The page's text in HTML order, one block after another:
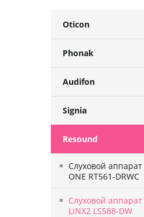
Oticon
Phonak
Audifon
Signia
Resound
Слуховой
ONE RT561-DRWC
Слуховой
LiNX2 LS588-DW